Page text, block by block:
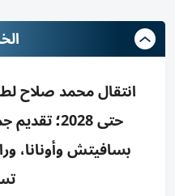
انتقال محمد صلاح
حتى 2028؛